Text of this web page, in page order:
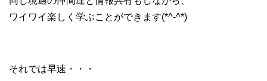
ワイワイ楽しく学ぶことができます(*^-^*)
それでは早速・・・